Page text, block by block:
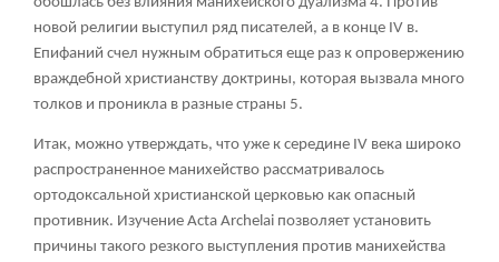
новой религии выступил ряд писателей, а в конце IV в.
Епифаний счел нужным обратиться еще раз к опровержению
враждебной христианству доктрины, которая вызвала много
толков и проникла в разные страны 5.
Итак, можно утверждать, что уже к середине IV века широко
распространенное манихейство рассматривалось
ортодоксальной христианской церковью как опасный
противник. Изучение Acta Archelai позволяет установить
причины такого резкого выступления против манихейства